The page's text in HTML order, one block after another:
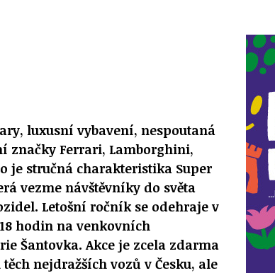
luxusní vybavení, nespoutaná
značky Ferrari, Lamborghini,
je stručná charakteristika Super
vezme návštěvníky do světa
Letošní ročník se odehraje v
hodin na venkovních
Šantovka. Akce je zcela zdarma
nejdražších vozů v Česku, ale